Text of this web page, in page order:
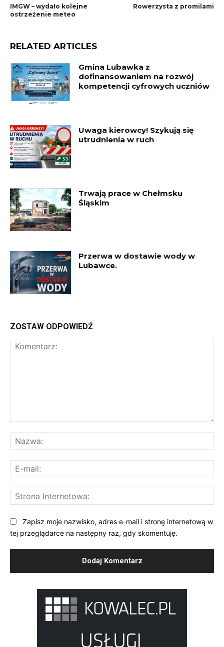
IMGW – wydało kolejne
ostrzeżenie meteo
Rowerzysta z promilami
RELATED ARTICLES
Gmina Lubawka z
dofinansowaniem na rozwój
kompetencji cyfrowych uczniów
Uwaga kierowcy! Szykują się
utrudnienia w ruch
Trwają prace w Chełmsku
Śląskim
Przerwa w dostawie wody w
Lubawce.
ZOSTAW ODPOWIEDŹ
Zapisz moje nazwisko, adres e-mail i stronę internetową w
tej przeglądarce na następny raz, gdy skomentuję.